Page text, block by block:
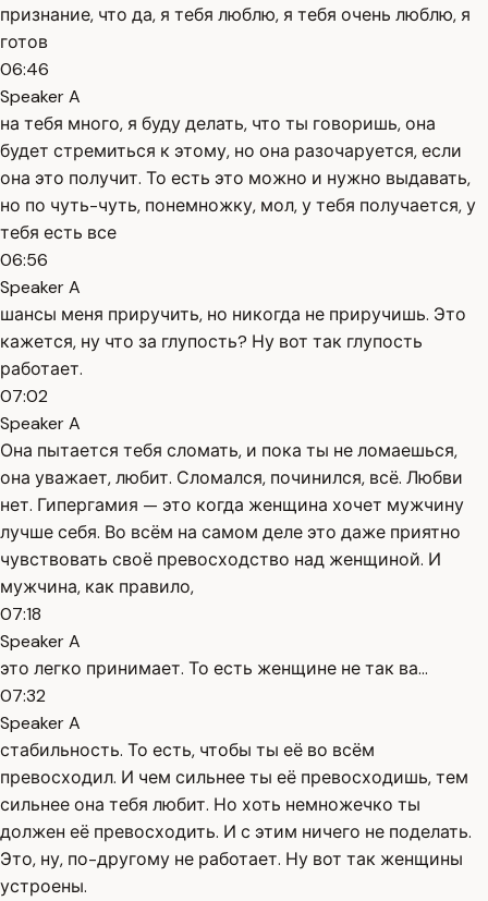
признание, что да, я тебя люблю, я тебя очень люблю, я
готов
06:46
Speaker A
на тебя много, я буду делать, что ты говоришь, она
будет стремиться к этому, но она разочаруется, если
она это получит. То есть это можно и нужно выдавать,
но по чуть-чуть, понемножку, мол, у тебя получается, у
тебя есть все
06:56
Speaker A
шансы меня приручить, но никогда не приручишь. Это
кажется, ну что за глупость? Ну вот так глупость
работает.
07:02
Speaker A
Она пытается тебя сломать, и пока ты не ломаешься,
она уважает, любит. Сломался, починился, всё. Любви
нет. Гипергамия — это когда женщина хочет мужчину
лучше себя. Во всём на самом деле это даже приятно
чувствовать своё превосходство над женщиной. И
мужчина, как правило,
07:18
Speaker A
это легко принимает. То есть женщине не так ва...
07:32
Speaker A
стабильность. То есть, чтобы ты её во всём
превосходил. И чем сильнее ты её превосходишь, тем
сильнее она тебя любит. Но хоть немножечко ты
должен её превосходить. И с этим ничего не поделать.
Это, ну, по-другому не работает. Ну вот так женщины
устроены.